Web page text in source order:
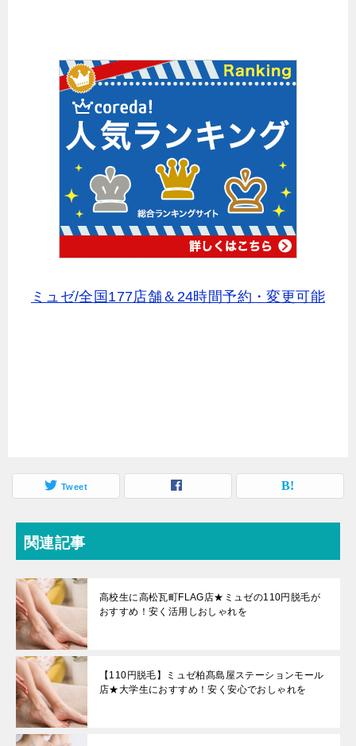
ミュゼ/全国177店舗＆24時間予約・変更可能
Tweet
関連記事
高校生に高松瓦町FLAG店★ミュゼの110円脱毛が
おすすめ！安く活用しおしゃれを
【110円脱毛】ミュゼ柏髙島屋ステーションモール
店★大学生におすすめ！安く安心でおしゃれを